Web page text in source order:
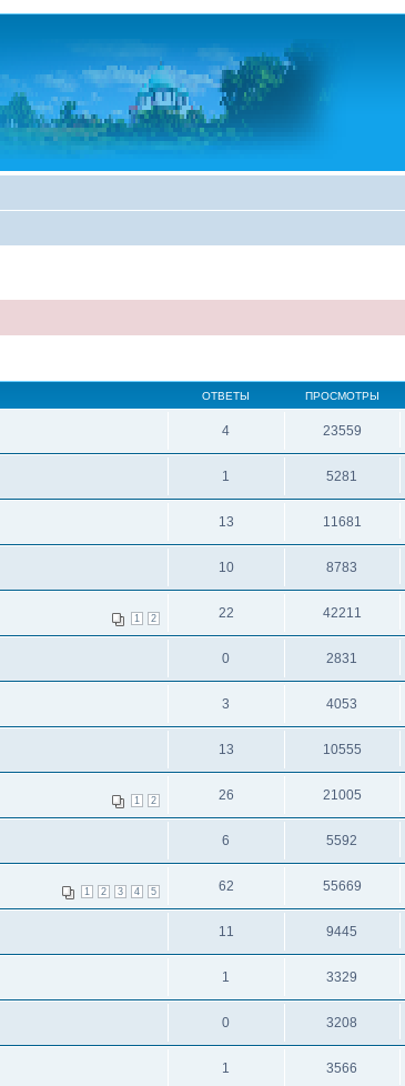
ОТВЕТЫ ПРОСМОТРЫ
4 23559
1 5281
13 11681
10 8783
1 2 22 42211
0 2831
3 4053
13 10555
1 2 26 21005
6 5592
1 2 3 4 5 62 55669
11 9445
1 3329
0 3208
1 3566